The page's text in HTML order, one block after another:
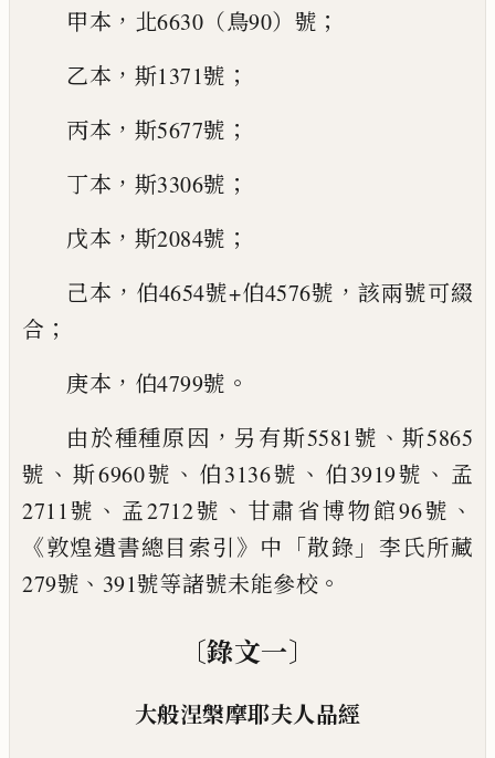
甲本 ， 北6630（鳥90）號 ；
乙本 ， 斯1371號 ；
丙本 ， 斯5677號 ；
丁本 ， 斯3306號 ；
戊本 ， 斯2084號 ；
己本 ， 伯4654號+伯4576號 ， 該兩號可綴
合 ；
庚本 ， 伯4799號 。
由於種種原因 ， 另有斯5581號 、斯5865
號 、斯6960號 、 伯3136號 、 伯3919號 、 孟
2711號 、 孟2712號 、 甘肅省博物館96號 、
《敦煌遺書總目索引》 中 「散錄 」 李氏所藏
279號 、 391號等諸號未能參校 。
〔錄文一〕
大般涅槃摩耶夫人品經